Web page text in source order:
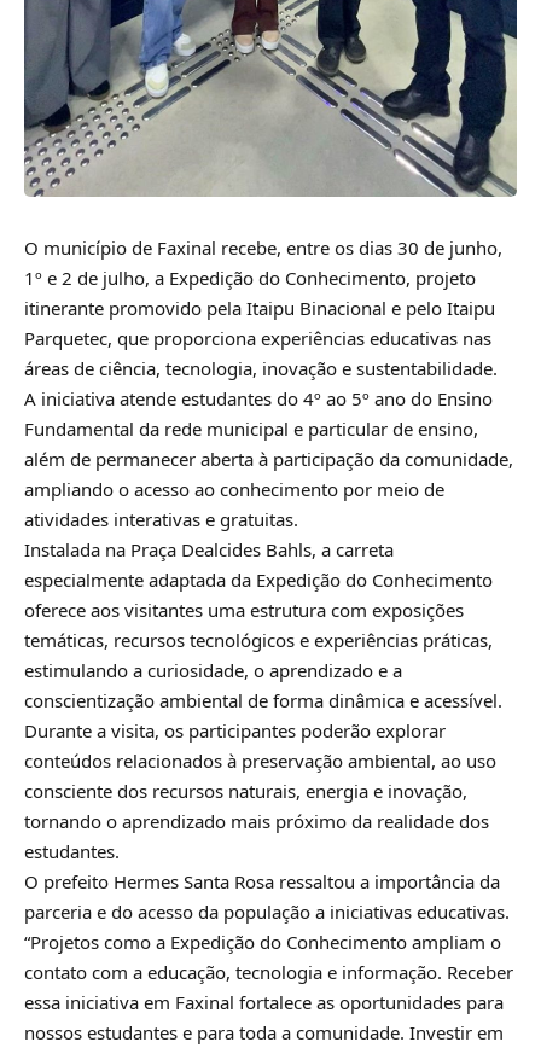
O município de Faxinal recebe, entre os dias 30 de junho,
1º e 2 de julho, a Expedição do Conhecimento, projeto
itinerante promovido pela Itaipu Binacional e pelo Itaipu
Parquetec, que proporciona experiências educativas nas
áreas de ciência, tecnologia, inovação e sustentabilidade.
A iniciativa atende estudantes do 4º ao 5º ano do Ensino
Fundamental da rede municipal e particular de ensino,
além de permanecer aberta à participação da comunidade,
ampliando o acesso ao conhecimento por meio de
atividades interativas e gratuitas.
Instalada na Praça Dealcides Bahls, a carreta
especialmente adaptada da Expedição do Conhecimento
oferece aos visitantes uma estrutura com exposições
temáticas, recursos tecnológicos e experiências práticas,
estimulando a curiosidade, o aprendizado e a
conscientização ambiental de forma dinâmica e acessível.
Durante a visita, os participantes poderão explorar
conteúdos relacionados à preservação ambiental, ao uso
consciente dos recursos naturais, energia e inovação,
tornando o aprendizado mais próximo da realidade dos
estudantes.
O prefeito Hermes Santa Rosa ressaltou a importância da
parceria e do acesso da população a iniciativas educativas.
“Projetos como a Expedição do Conhecimento ampliam o
contato com a educação, tecnologia e informação. Receber
essa iniciativa em Faxinal fortalece as oportunidades para
nossos estudantes e para toda a comunidade. Investir em